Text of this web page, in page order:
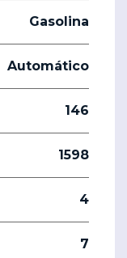
Gasolina
Automático
146
1598
4
7